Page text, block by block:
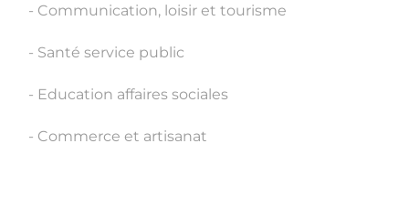
- Communication, loisir et tourisme
- Santé service public
- Education affaires sociales
- Commerce et artisanat